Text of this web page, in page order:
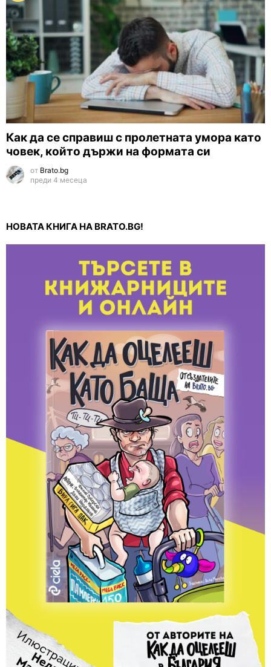
Как да се справиш с пролетната умора като
човек, който държи на формата си
от Brato.bg
преди 4 месеца
НОВАТА КНИГА НА BRATO.BG!